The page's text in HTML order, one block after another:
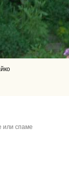
или спаме